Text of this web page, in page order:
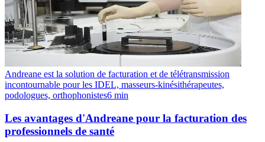
Andreane est la solution de facturation et de télétransmission
incontournable pour les IDEL, masseurs-kinésithérapeutes,
podologues, orthophonistes6 min
Les avantages d'Andreane pour la facturation des
professionnels de santé